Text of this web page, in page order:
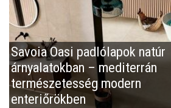
Savoia Oasi padlólapok natúr
árnyalatokban – mediterrán
természetesség modern
enteriőrökben